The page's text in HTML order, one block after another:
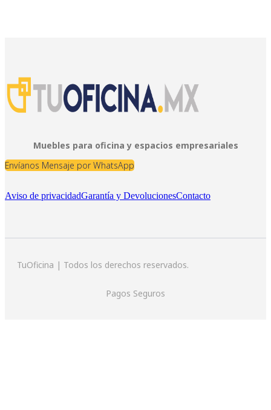
Muebles para oficina y espacios empresariales
Envíanos Mensaje por WhatsApp
Aviso de privacidadGarantía y DevolucionesContacto
TuOficina | Todos los derechos reservados.
Pagos Seguros